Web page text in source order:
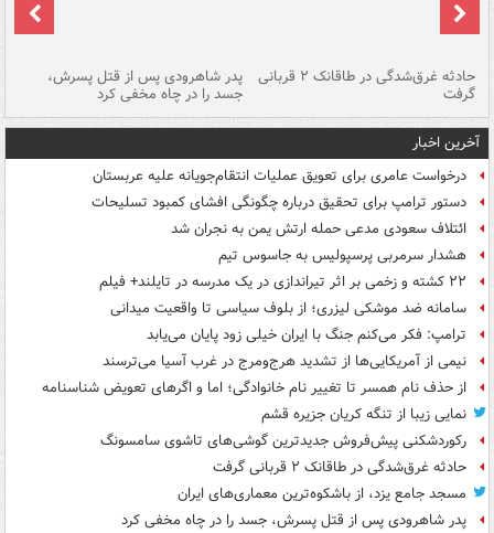
حادثه غرق‌شدگی در طاقانک ۲ قربانی
گرفت
پدر شاهرودی پس از قتل پسرش،
جسد را در چاه مخفی کرد
آخرین اخبار
درخواست عامری برای تعویق عملیات انتقام‌جویانه علیه عربستان
دستور ترامپ برای تحقیق درباره چگونگی افشای کمبود تسلیحات
ائتلاف سعودی مدعی حمله ارتش یمن به نجران شد
هشدار سرمربی پرسپولیس به جاسوس تیم
۲۲ کشته و زخمی بر اثر تیراندازی در یک مدرسه در تایلند+ فیلم
سامانه ضد موشکی لیزری؛ از بلوف سیاسی تا واقعیت میدانی
ترامپ: فکر می‌کنم جنگ با ایران خیلی زود پایان می‌یابد
نیمی از آمریکایی‌ها از تشدید هرج‌ومرج در غرب آسیا می‌ترسند
از حذف نام همسر تا تغییر نام خانوادگی؛ اما و اگرهای تعویض شناسنامه
نمایی زیبا از تنگه کریان جزیره قشم
رکوردشکنی پیش‌فروش جدیدترین گوشی‌های تاشوی سامسونگ
حادثه غرق‌شدگی در طاقانک ۲ قربانی گرفت
مسجد جامع یزد، از باشکوه‌ترین معماری‌های ایران
پدر شاهرودی پس از قتل پسرش، جسد را در چاه مخفی کرد